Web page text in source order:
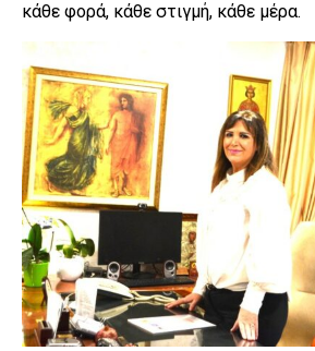
κάθε φορά, κάθε στιγμή, κάθε μέρα.